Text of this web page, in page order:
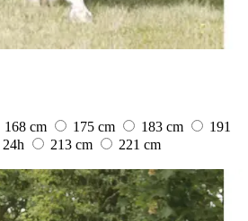
168 cm 175 cm 183 cm
191
24h 213 cm
221 cm